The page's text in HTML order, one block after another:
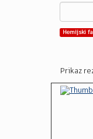
Hemijski
Prikaz